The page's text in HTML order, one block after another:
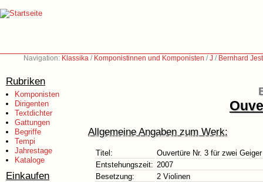
Navigation: Klassika / Komponistinnen und Komponisten /J / Bernhard
Rubriken
Komponisten
Dirigenten
Textdichter
Gattungen
Begriffe
Tempi
Jahrestage
Kataloge
Einkaufen
Allgemeine Angaben zum Werk:
Titel:
Ouvertüre Nr. 3 für zwei Geiger
Entstehungszeit: 2007
Besetzung:
2 Violinen